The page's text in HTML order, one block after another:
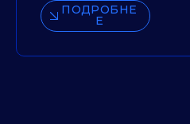
ПОДРОБНЕ
Е